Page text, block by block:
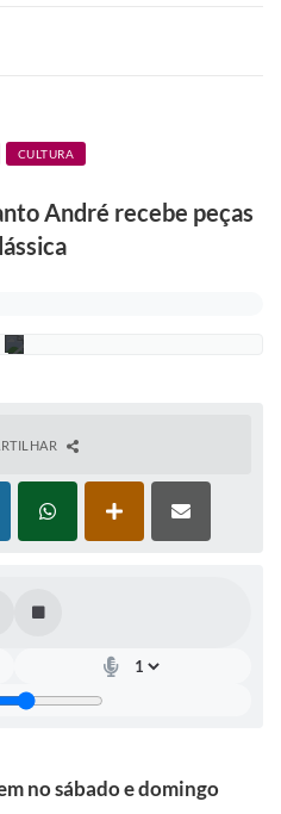
CULTURA
André recebe peças
D
u
g
no sábado e domingo